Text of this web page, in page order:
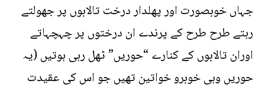
جہاں خوبصورت اور پھلدار درخت تالابوں پر جھولتے
رہتے طرح طرح کے پرندے ان درختوں پر چہچہاتے
اوران تالابوں کے کنارے “حوریں” ٹھل رہی ہوتیں (یہ
حوریں وہی خوبرو خواتین تھیں جو اس کی عقیدت